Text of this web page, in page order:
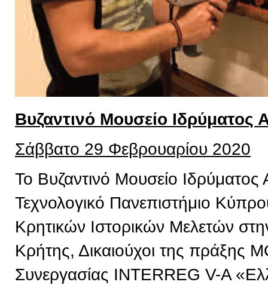
Βυζαντινό Μουσείο Ιδρύματος
Σάββατο 29 Φεβρουαρίου 2020
Το Βυζαντινό Μουσείο
Τεχνολογικό Πανεπιστήμιο
Κρητικών Ιστορικών Μελετών
Κρήτης, Δικαιούχοι της πράξης
Συνεργασίας INTERREG V-A